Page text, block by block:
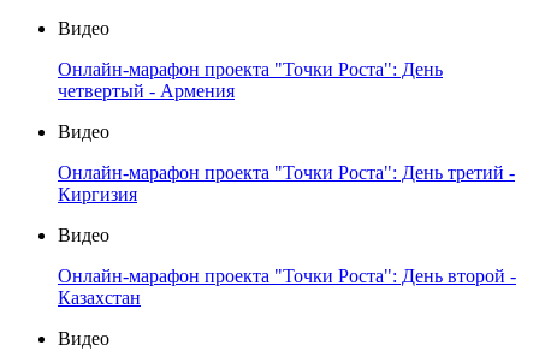
Видео
Онлайн-марафон проекта "Точки Роста": День
четвертый - Армения
Видео
Онлайн-марафон проекта "Точки Роста": День третий -
Киргизия
Видео
Онлайн-марафон проекта "Точки Роста": День второй -
Казахстан
Видео